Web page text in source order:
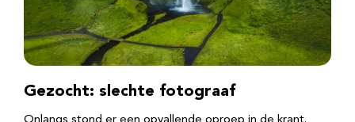
Gezocht: slechte fotograaf